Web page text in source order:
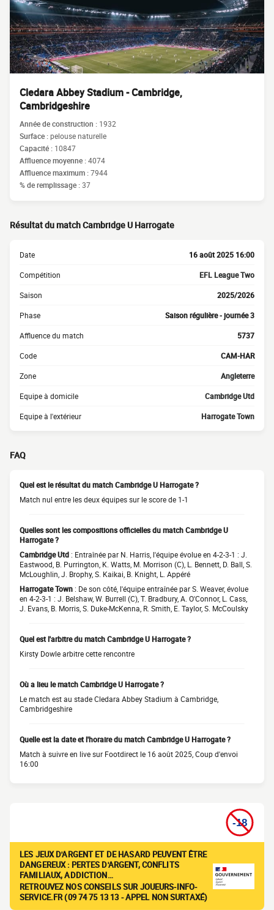
Cledara Abbey Stadium - Cambridge,
Cambridgeshire
Année de construction : 1932
Surface :pelouse naturelle
Capacité : 10847
Affluence moyenne :4074
Affluence maximum :7944
% de remplissage :37
Résultat du match Cambridge U Harrogate
Date 16 août 2025 16:00
Compétition EFL League Two
Saison 2025/2026
Phase Saison régulière - journée 3
Affluence du match 5737
Code CAM-HAR
Zone Angleterre
Equipe à domicile Cambridge Utd
Equipe à l'extérieur Harrogate Town
FAQ
Quel est le résultat du match Cambridge U Harrogate ?
Match nul entre les deux équipes sur le score de 1-1
Quelles sont les compositions officielles du match Cambridge U
Harrogate ?
Cambridge Utd : Entraînée par N. Harris, l'équipe évolue en 4-2-3-1 : J.
Eastwood, B. Purrington, K. Watts, M. Morrison (C), L. Bennett, D. Ball, S.
McLoughlin, J. Brophy, S. Kaikai, B. Knight, L. Appéré
Harrogate Town : De son côté, l'équipe entraînée par S. Weaver, évolue
en 4-2-3-1 : J. Belshaw, W. Burrell (C), T. Bradbury, A. O'Connor, L. Cass,
J. Evans, B. Morris, S. Duke-McKenna, R. Smith, E. Taylor, S. McCoulsky
Quel est l'arbitre du match Cambridge U Harrogate ?
Kirsty Dowle arbitre cette rencontre
Où a lieu le match Cambridge U Harrogate ?
Le match est au stade Cledara Abbey Stadium à Cambridge,
Cambridgeshire
Quelle est la date et l'horaire du match Cambridge U Harrogate ?
Match à suivre en live sur Footdirect le 16 août 2025, Coup d'envoi
16:00
LES JEUX D'ARGENT ET DE HASARD PEUVENT ÊTRE
DANGEREUX : PERTES D'ARGENT, CONFLITS
FAMILIAUX, ADDICTION…
RETROUVEZ NOS CONSEILS SUR JOUEURS-INFO-
SERVICE.FR (09 74 75 13 13 - APPEL NON SURTAXÉ)